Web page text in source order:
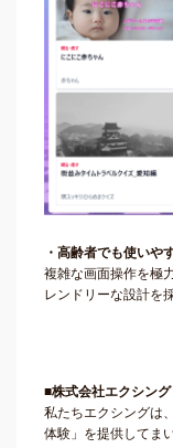
・高齢者でも使いや
複雑な画面操作を極
レンドリーな設計を
■株式会社エクシング
私たちエクシングは
体験」を提供してま